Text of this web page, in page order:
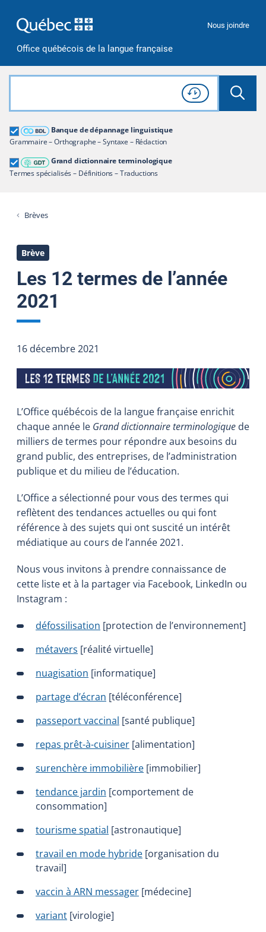
Office québécois de la langue française
Nous joindre
Rechercher dans tout le site
Lancer
Consulter l'
Historique
de recherche
Banque de dépannage linguistique
Grammaire – Orthographe – Syntaxe – Rédaction
Grand dictionnaire terminologique
Termes spécialisés – Définitions – Traductions
Grand dictionnaire terminologique
Restreindre aux termes
Brèves
Brève
Les 12 termes de l’année
2021
16 décembre 2021
L’Office québécois de la langue française enrichit
chaque année le Grand dictionnaire terminologique de
milliers de termes pour répondre aux besoins du
grand public, des entreprises, de l’administration
publique et du milieu de l’éducation.
L’Office a sélectionné pour vous des termes qui
reflètent des tendances actuelles ou qui font
référence à des sujets qui ont suscité un intérêt
médiatique au cours de l’année 2021.
Nous vous invitons à prendre connaissance de
cette liste et à la partager via Facebook, LinkedIn ou
Instagram :
défossilisation [protection de l’environnement]
métavers [réalité virtuelle]
nuagisation [informatique]
partage d’écran [téléconférence]
passeport vaccinal [santé publique]
repas prêt-à-cuisiner [alimentation]
surenchère immobilière [immobilier]
tendance jardin [comportement de
consommation]
tourisme spatial [astronautique]
travail en mode hybride [organisation du
travail]
vaccin à ARN messager [médecine]
variant [virologie]